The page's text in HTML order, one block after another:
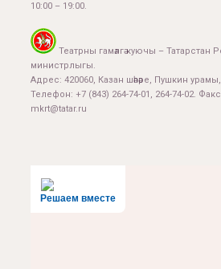
10:00 – 19:00.
Театрны гамәлгә куючы – Татарстан
министрлыгы.
Адрес: 420060, Казан шәһәре, Пушкин
Телефон: +7 (843) 264-74-01, 264-74-02.
mkrt@tatar.ru
Решаем вместе